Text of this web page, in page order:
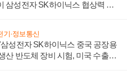
삼성전자 SK하이닉스 협상력 더
기·정보통신
성전자 SK하이닉스 중국 공장용
산 반도체 장비 시험, 미국 수출통